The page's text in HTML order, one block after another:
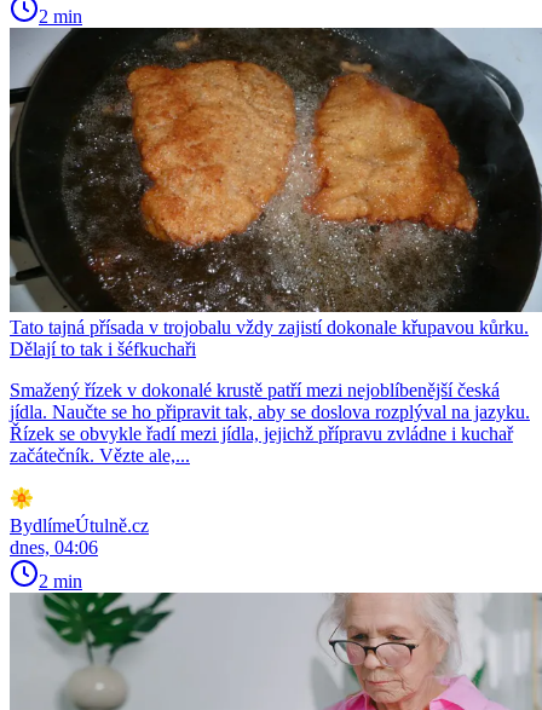
2 min
Tato tajná přísada v trojobalu vždy zajistí dokonale křupavou kůrku.
Dělají to tak i šéfkuchaři
Smažený řízek v dokonalé krustě patří mezi nejoblíbenější česká
jídla. Naučte se ho připravit tak, aby se doslova rozplýval na jazyku.
Řízek se obvykle řadí mezi jídla, jejichž přípravu zvládne i kuchař
začátečník. Vězte ale,...
BydlímeÚtulně.cz
dnes, 04:06
2 min